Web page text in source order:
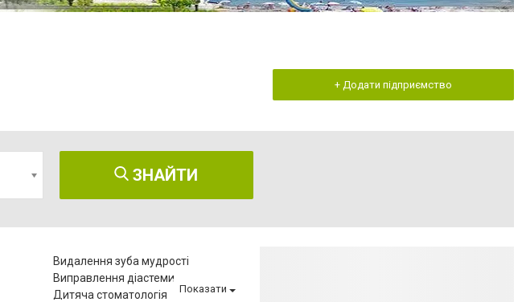
+ Додати підприємство
ЗНАЙТИ
Видалення зуба мудрості
Виправлення діастеми
Дитяча стоматологія
Показати